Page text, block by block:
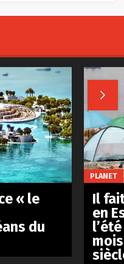

« le
du
PLANET
Il
en